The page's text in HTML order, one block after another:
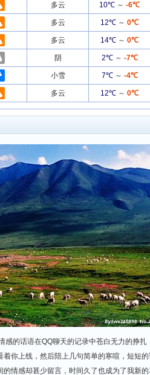
多云 10℃ ～ -6℃
多云 12℃ ～ 0℃
多云 14℃ ～ 0℃
阴 2℃～ -7℃
小雪 7℃～ -4℃
多云 12℃ ～ 0℃
感的话语在QQ聊天的记录中苍白无力的挣
你上线，然后陪上几句简单的寒喧，短短
情感却甚少留言，时间久了也成为了我新